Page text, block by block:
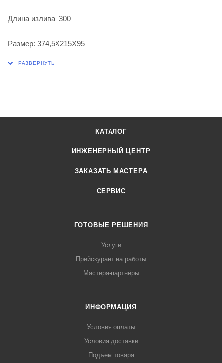
Длина излива: 300
Размер: 374,5X215X95
КАТАЛОГ
ИНЖЕНЕРНЫЙ ЦЕНТР
ЗАКАЗАТЬ МАСТЕРА
СЕРВИС
ГОТОВЫЕ РЕШЕНИЯ
Услуги
Прейскурант на работы
Мастера-партнёры
ИНФОРМАЦИЯ
Условия оплаты
Условия доставки
Подъем товара